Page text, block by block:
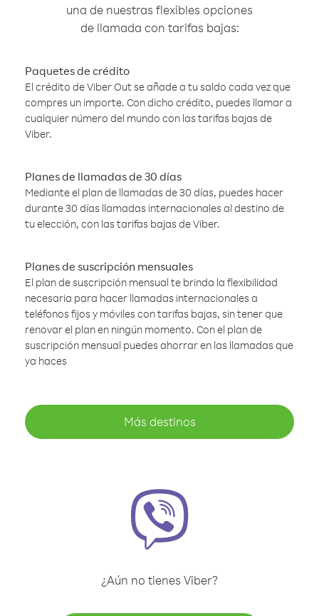
una de nuestras flexibles opciones
de llamada con tarifas bajas:
Paquetes de crédito
El crédito de Viber Out se añade a tu saldo cada vez que
compres un importe. Con dicho crédito, puedes llamar a
cualquier número del mundo con las tarifas bajas de
Viber.
Planes de llamadas de 30 días
Mediante el plan de llamadas de 30 días, puedes hacer
durante 30 días llamadas internacionales al destino de
tu elección, con las tarifas bajas de Viber.
Planes de suscripción mensuales
El plan de suscripción mensual te brinda la flexibilidad
necesaria para hacer llamadas internacionales a
teléfonos fijos y móviles con tarifas bajas, sin tener que
renovar el plan en ningún momento. Con el plan de
suscripción mensual puedes ahorrar en las llamadas que
ya haces
Más destinos
¿Aún no tienes Viber?